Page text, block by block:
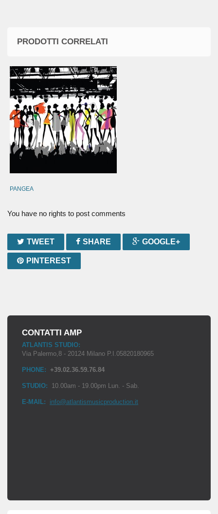
PRODOTTI CORRELATI
PANGEA
You have no rights to post comments
TWEET SHARE GOOGLE+
PINTEREST
CONTATTI AMP
ATLANTIS STUDIO:
Via Palermo,8 - 20124 Milano P.I.05820180965
PHONE: +39.02.36.59.76.84
STUDIO: 10.00am - 19.00pm Lun. - Sab.
E-MAIL: info@atlantismusicproduction.it